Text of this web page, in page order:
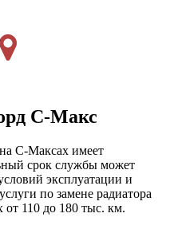
С-Макс
С-Максах имеет
срок службы может
эксплуатации и
по замене радиатора
110 до 180 тыс. км.